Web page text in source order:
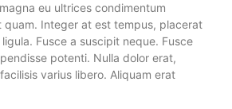
eu ultrices condimentum
quam. Integer at est tempus, placerat
Fusce a suscipit neque. Fusce
potenti. Nulla dolor erat,
varius libero. Aliquam erat